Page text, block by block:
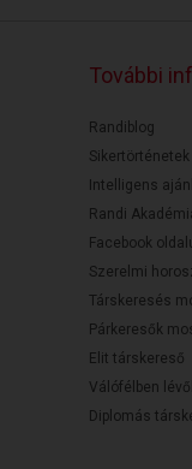
További
Randiblog
Sikertörténetek
Intelligens
Randi
Facebook
Szerelmi
Társkeresés
Párkeresők
Elit társkereső
Válófélben
Diplomás